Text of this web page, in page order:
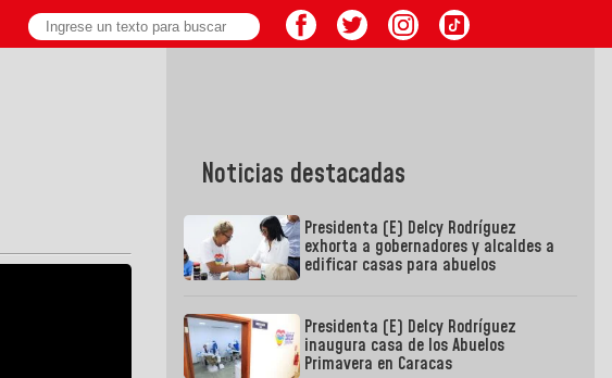
Noticias destacadas
Presidenta (E) Delcy Rodríguez
exhorta a gobernadores y alcaldes a
edificar casas para abuelos
Presidenta (E) Delcy Rodríguez
inaugura casa de los Abuelos
Primavera en Caracas